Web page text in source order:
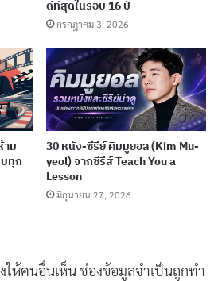
เรื่องย่อ] Recommendations from Mr.
(2026) อนิเมะแฟนตาซีย้อนยุค
าคม 6, 2026
แค่เรื่องราวความรักวัยใส แต่ยัง
รยอมรับตัวเอง และความสำคัญ
อยู่เคียงข้างเราในทุกช่วงเวลา
บอุ่นและย้อนกลับไปนึกถึงช่วง
ย: สิ่งเล็กเล็กที่เรียกว่า…รัก
ดีที่สุดในรอบ 16 ปี
กรกฎาคม 3, 2026
าม
ทุก
30 หนัง-ซีรีย์ คิมมูยอล (Kim Mu-
yeol) จากซีรีส์ Teach You a
Lesson
มิถุนายน 27, 2026
ให้คนอื่นเห็นช่องข้อมูลจำเป็นถูกทำ